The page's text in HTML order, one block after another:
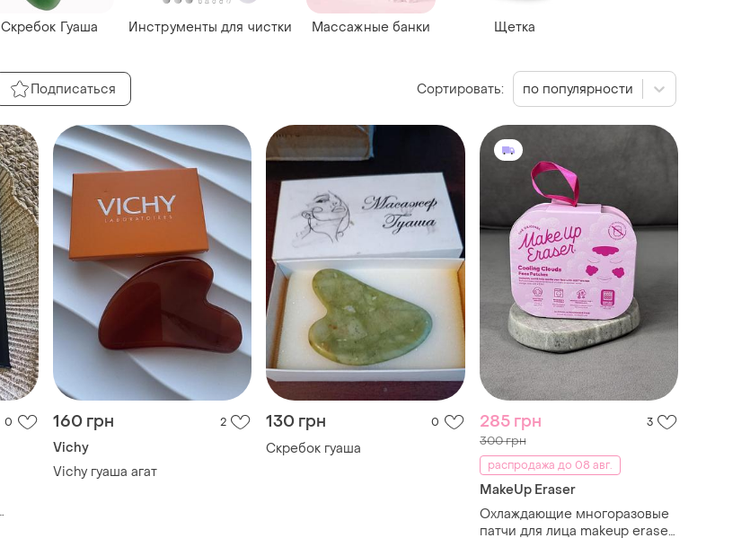
0 160 грн 2
Vichy
Vichy гуаша агат
130 грн 0
Скребок гуаша
285 грн 3
300 грн
распродажа до 08 авг.
MakeUp Eraser
Охлаждающие многоразовые
патчи для лица makeup eraser
Скребок Гуаша Инструменты для чистки Массажные банки Щетка
Подписаться Сортировать: по популярности